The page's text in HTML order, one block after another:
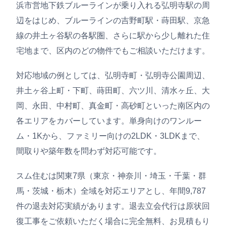
浜市営地下鉄ブルーラインが乗り入れる弘明寺駅の周
辺をはじめ、ブルーラインの吉野町駅・蒔田駅、京急
線の井土ヶ谷駅の各駅圏、さらに駅から少し離れた住
宅地まで、区内のどの物件でもご相談いただけます。
対応地域の例としては、弘明寺町・弘明寺公園周辺、
井土ヶ谷上町・下町、蒔田町、六ツ川、清水ヶ丘、大
岡、永田、中村町、真金町・高砂町といった南区内の
各エリアをカバーしています。単身向けのワンルー
ム・1Kから、ファミリー向けの2LDK・3LDKまで、
間取りや築年数を問わず対応可能です。
スム住むは関東7県（東京・神奈川・埼玉・千葉・群
馬・茨城・栃木）全域を対応エリアとし、年間9,787
件の退去対応実績があります。退去立会代行は原状回
復工事をご依頼いただく場合に完全無料、お見積もり